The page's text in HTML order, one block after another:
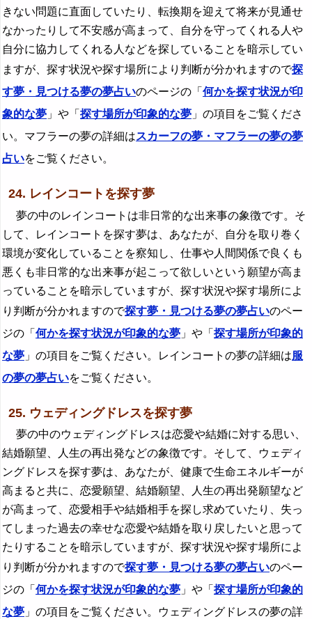
きない問題に直面していたり、転換期を迎えて将来が見通せ
なかったりして不安感が高まって、自分を守ってくれる人や
自分に協力してくれる人などを探していることを暗示してい
ますが、探す状況や探す場所により判断が分かれますので探
す夢・見つける夢の夢占いのページの「 何かを探す状況が印
象的な夢 」や「 探す場所が印象的な夢 」の項目をご覧くださ
い。マフラーの夢の詳細はスカーフの夢・マフラーの夢の夢
占いをご覧ください。
24. レインコートを探す夢
夢の中のレインコートは非日常的な出来事の象徴です。そ
して、レインコートを探す夢は、あなたが、自分を取り巻く
環境が変化していることを察知し、仕事や人間関係で良くも
悪くも非日常的な出来事が起こって欲しいという願望が高ま
っていることを暗示していますが、探す状況や探す場所によ
り判断が分かれますので探す夢・見つける夢の夢占いのペー
ジの「 何かを探す状況が印象的な夢 」や「 探す場所が印象的
な夢 」の項目をご覧ください。レインコートの夢の詳細は服
の夢の夢占いをご覧ください。
25. ウェディングドレスを探す夢
夢の中のウェディングドレスは恋愛や結婚に対する思い、
結婚願望、人生の再出発などの象徴です。そして、ウェディ
ングドレスを探す夢は、あなたが、健康で生命エネルギーが
高まると共に、恋愛願望、結婚願望、人生の再出発願望など
が高まって、恋愛相手や結婚相手を探し求めていたり、失っ
てしまった過去の幸せな恋愛や結婚を取り戻したいと思って
たりすることを暗示していますが、探す状況や探す場所によ
り判断が分かれますので探す夢・見つける夢の夢占いのペー
ジの「 何かを探す状況が印象的な夢 」や「 探す場所が印象的
な夢 」の項目をご覧ください。ウェディングドレスの夢の詳